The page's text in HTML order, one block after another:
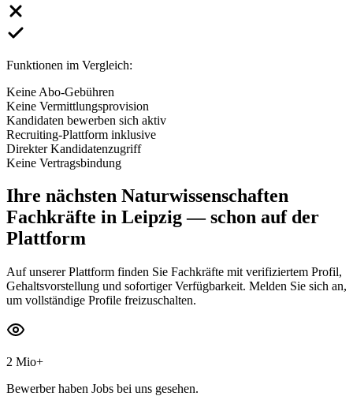
Funktionen im Vergleich:
Keine Abo-Gebühren
Keine Vermittlungsprovision
Kandidaten bewerben sich aktiv
Recruiting-Plattform inklusive
Direkter Kandidatenzugriff
Keine Vertragsbindung
Ihre nächsten Naturwissenschaften
Fachkräfte in Leipzig— schon auf der
Plattform
Auf unserer Plattform finden Sie Fachkräfte mit verifiziertem Profil,
Gehaltsvorstellung und sofortiger Verfügbarkeit. Melden Sie sich an,
um vollständige Profile freizuschalten.
2 Mio+
Bewerber haben Jobs bei uns gesehen.